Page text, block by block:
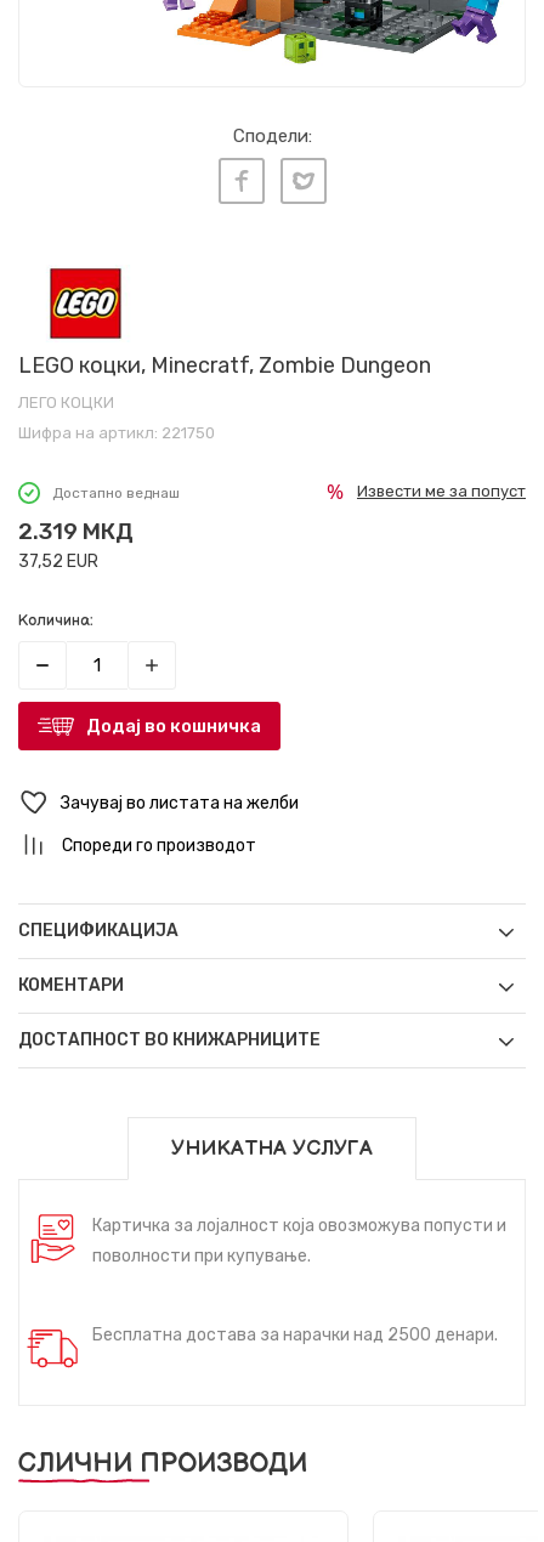
Сподели:
LEGO коцки, Minecratf, Zombie Dungeon
ЛЕГО КОЦКИ
Шифра на артикл: 221750
Достапно веднаш
2.319 МКД
37,52 EUR
Извести ме за попуст
Количина:
Додај во кошничка
Зачувај во листата на желби
Спореди го производот
СПЕЦИФИКАЦИЈА
КОМЕНТАРИ
ДОСТАПНОСТ ВО КНИЖАРНИЦИТЕ
УНИКАТНА УСЛУГА
Картичка за лојалност која овозможува попусти и
поволности при купување.
Бесплатна достава за нарачки над 2500 денари.
СЛИЧНИ ПРОИЗВОДИ